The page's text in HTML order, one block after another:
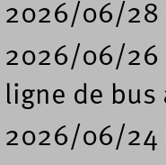
2026/06/28
2026/06/26
ligne de bus
2026/06/24